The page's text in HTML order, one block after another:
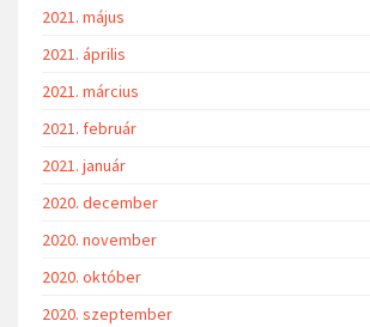
2021. május
2021. április
2021. március
2021. február
2021. január
2020. december
2020. november
2020. október
2020. szeptember